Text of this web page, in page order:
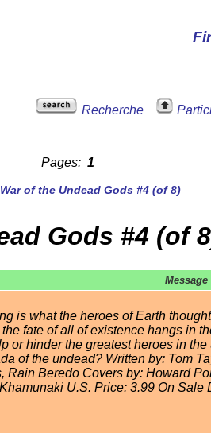
Recherche
Pages:1
of the Undead Gods #4 (of 8)
Gods #4 (of
Message
is what the heroes of Earth
fate of all of existence hangs in
or hinder the greatest heroes in
of the undead? Written by: Tom
Rain Beredo Covers by: Howard
U.S. Price: 3.99 On Sale